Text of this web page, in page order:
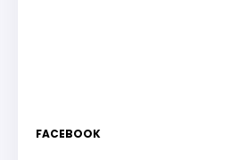
FACEBOOK